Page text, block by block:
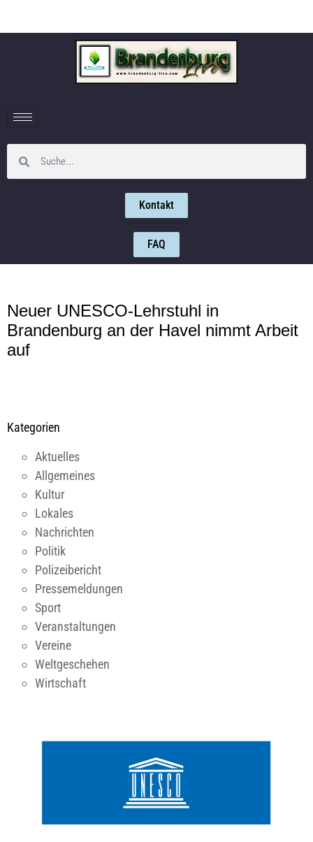
Kontakt
FAQ
Neuer UNESCO-Lehrstuhl in
Brandenburg an der Havel nimmt Arbeit
auf
Kategorien
Aktuelles
Allgemeines
Kultur
Lokales
Nachrichten
Politik
Polizeibericht
Pressemeldungen
Sport
Veranstaltungen
Vereine
Weltgeschehen
Wirtschaft